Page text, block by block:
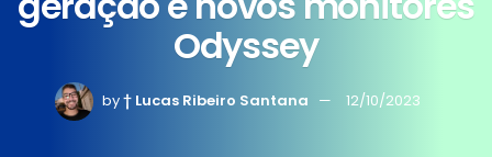
Odyssey
by† Lucas Ribeiro Santana 12/10/2023